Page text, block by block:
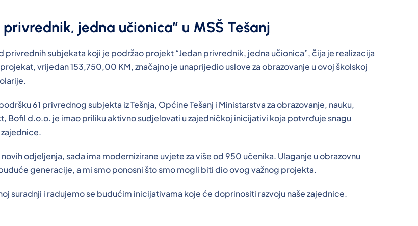
jedna učionica” u MSŠ Tešanj
subjekata koji je podržao projekt “Jedan privrednik, jedna učionica”, čija je realizacija
vrijedan 153,750,00 KM, značajno je unaprijedio uslove za obrazovanje u ovoj školskoj
61 privrednog subjekta iz Tešnja, Općine Tešanj i Ministarstva za obrazovanje, nauku,
Bofil d.o.o. je imao priliku aktivno sudjelovati u zajedničkoj inicijativi koja potvrđuje snagu
odjeljenja, sada ima modernizirane uvjete za više od 950 učenika. Ulaganje u obrazovnu
generacije, a mi smo ponosni što smo mogli biti dio ovog važnog projekta.
suradnji i radujemo se budućim inicijativama koje će doprinositi razvoju naše zajednice.